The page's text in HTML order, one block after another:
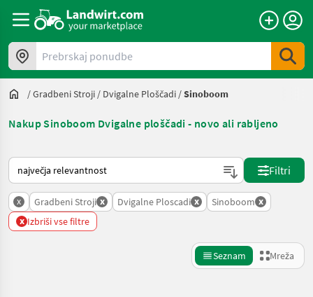
Prebrskaj ponudbe
/Gradbeni Stroji / Dvigalne Ploščadi /Sinoboom
Nakup Sinoboom Dvigalne ploščadi - novo ali rabljeno
Tako je razvrščeno na Landwirt.com
Filtri
x Gradbeni Stroji x Dvigalne Ploscadi x Sinoboom x
x Izbriši vse filtre
Seznam Mreža